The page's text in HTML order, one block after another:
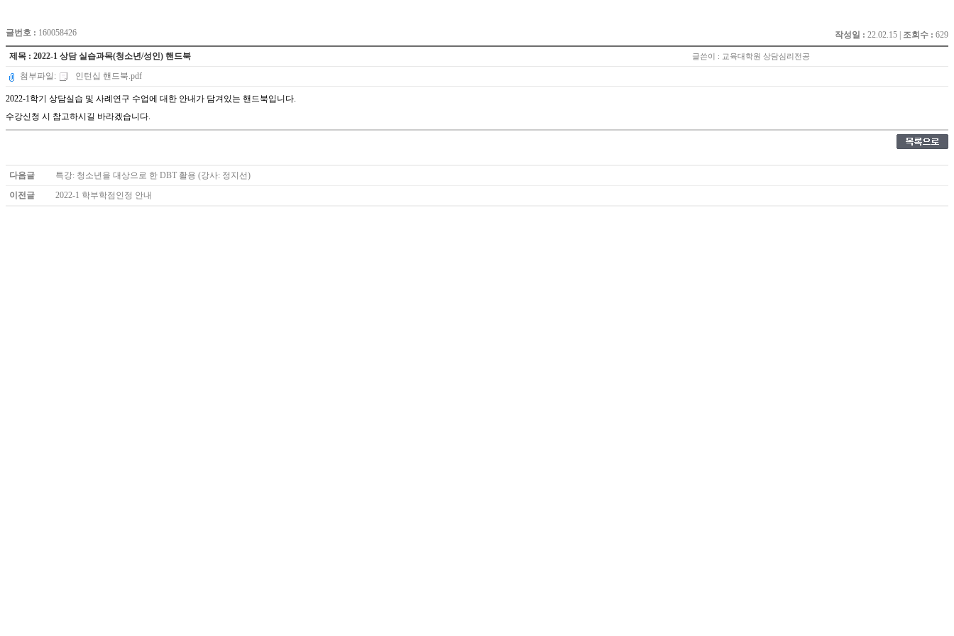
글번호 : 160058426 작성일 : 22.02.15 | 조회수 : 629
제목 : 2022-1 상담 실습과목(청소년/성인) 핸드북 글쓴이 : 교육대학원 상담심리전공
첨부파일: 인턴십 핸드북.pdf
2022-1학기 상담실습 및 사례연구 수업에 대한 안내가 담겨있는 핸드북입니다.
수강신청 시 참고하시길 바라겠습니다.
다음글
특강: 청소년을 대상으로 한 DBT 활용 (강사: 정지선)
이전글
2022-1 학부학점인정 안내